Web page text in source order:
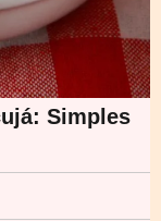
Simples